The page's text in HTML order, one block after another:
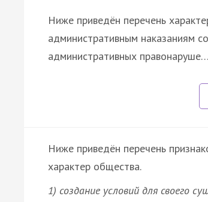
Ниже приведён перечень
административным наказаниям
административных правонаруше…
Ниже приведён перечень
характер общества.
1) создание условий для своего